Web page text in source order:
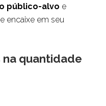
público-alvo e
encaixe em seu
na quantidade